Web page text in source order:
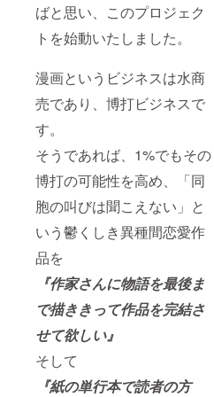
ばと思い、このプロジェク
トを始動いたしました。
漫画というビジネスは水商
売であり、博打ビジネスで
す。
そうであれば、1%でもその
博打の可能性を高め、「同
胞の叫びは聞こえない」と
いう鬱くしき異種間恋愛作
品を
『作家さんに物語を最後ま
で描ききって作品を完結さ
せて欲しい』
そして
『紙の単行本で読者の方